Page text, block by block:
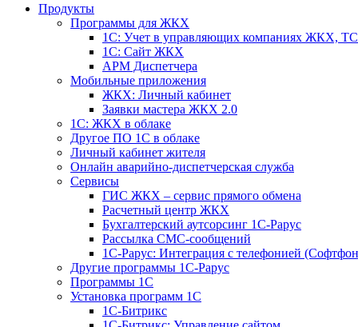
Продукты
Программы для ЖКХ
1С: Учет в управляющих компаниях ЖКХ,
1С: Сайт ЖКХ
АРМ Диспетчера
Мобильные приложения
ЖКХ: Личный кабинет
Заявки мастера ЖКХ 2.0
1С: ЖКХ в облаке
Другое ПО 1С в облаке
Личный кабинет жителя
Онлайн аварийно-диспетчерская служба
Сервисы
ГИС ЖКХ – сервис прямого обмена
Расчетный центр ЖКХ
Бухгалтерский аутсорсинг 1С-Рарус
Рассылка СМС-сообщений
1С-Рарус: Интеграция с телефонией
Другие программы 1С-Рарус
Программы 1С
Установка программ 1С
1С-Битрикс